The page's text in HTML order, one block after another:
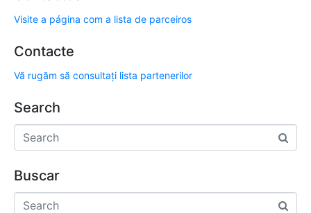
Visite a página com a lista de parceiros
Contacte
Vă rugăm să consultați lista partenerilor
Search
Buscar